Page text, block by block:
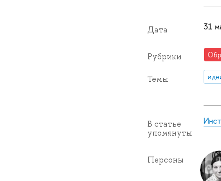
Дата 31
Рубрики
Темы
В статье
упомянуты
Персоны